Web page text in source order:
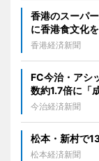
香港のスーパ
に香港食文化を
香港経済新聞
FC今治・アシ
数約1.7倍に「
今治経済新聞
松本・新村で
松本経済新聞